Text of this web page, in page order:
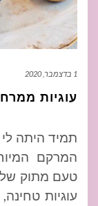
1 בדצמבר, 2020
עוגיות
תמיד היתה
המרקם
טעם מתוק של
עוגיות